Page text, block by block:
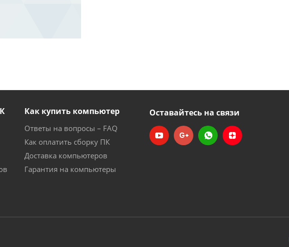
Как купить компьютер
Ответы на вопросы – FAQ
Как оплатить сборку ПК
Доставка компьютеров
Гарантия на компьютеры
Оставайтесь на связи